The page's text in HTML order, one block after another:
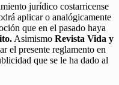
jurídico costarricense
aplicar o analógicamente
que en el pasado haya
Asimismo Revista Vida y
el presente reglamento en
que se le ha dado al